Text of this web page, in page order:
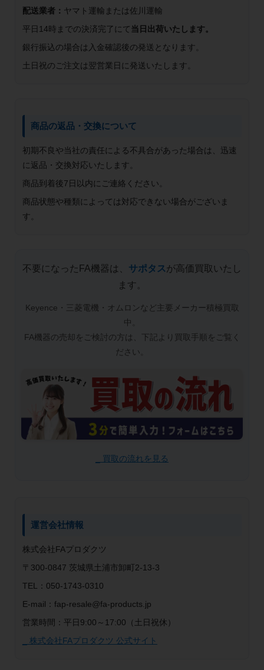
配送業者： ヤマト運輸または佐川運輸
平日14時までの決済完了にて当日出荷いたします。
銀行振込の場合は入金確認後の発送となります。
土日祝のご注文は翌営業日に発送いたします。
商品の返品・交換について
初期不良や当社の責任による不具合があった場合は、迅速
に返品・交換対応いたします。
商品到着後7日以内にご連絡ください。
商品状態や種類によっては対応できない場合がございま
す。
不要になったFA機器は、 サポタスが高価買取いたし
ます。
Keyence・三菱電機・オムロンなど主要メーカー積極買取
中。
FA機器の売却をご検討の方は、下記より買取手順をご覧く
ださい。
_ 買取の流れを見る
運営会社情報
株式会社FAプロダクツ
〒300-0847 茨城県土浦市卸町2-13-3
TEL：050-1743-0310
E-mail：fap-resale@fa-products.jp
営業時間：平日9:00～17:00（土日祝休）
_ 株式会社FAプロダクツ 公式サイト